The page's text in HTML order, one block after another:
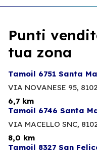
Punti
tua zona
Tamoil 6751 Santa
VIA NOVANESE 95,
6,7 km
Tamoil 6746 Santa
VIA MACELLO SNC,
8,0 km
Tamoil 8327 San